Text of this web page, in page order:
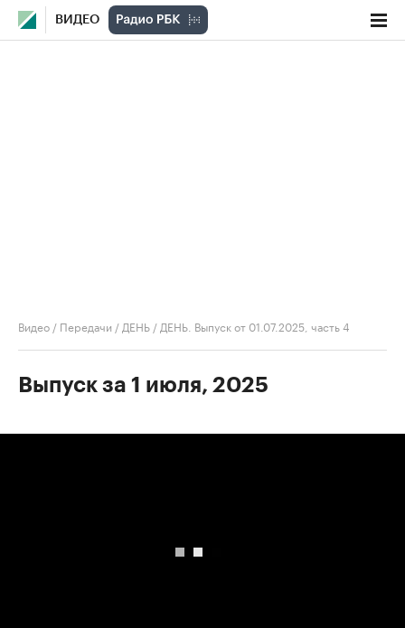
ВИДЕО
Видео / Передачи / ДЕНЬ / ДЕНЬ. Выпуск от 01.07.2025, часть 4
Выпуск за 1 июля, 2025